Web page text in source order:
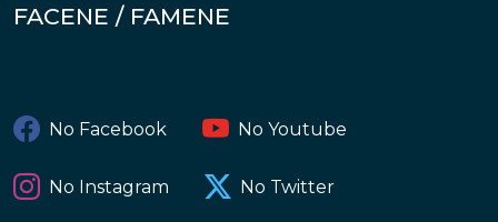
FACENE / FAMENE
No Facebook No Youtube
No Instagram No Twitter